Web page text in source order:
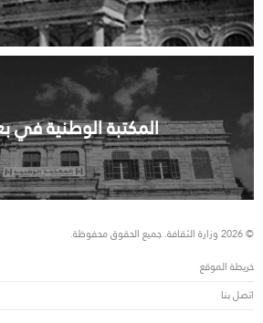
المكتبة الوطنية في
© 2026 وزارة الثقافة. جميع الحقوق محفوظة.
خريطة الموقع
اتصل بنا